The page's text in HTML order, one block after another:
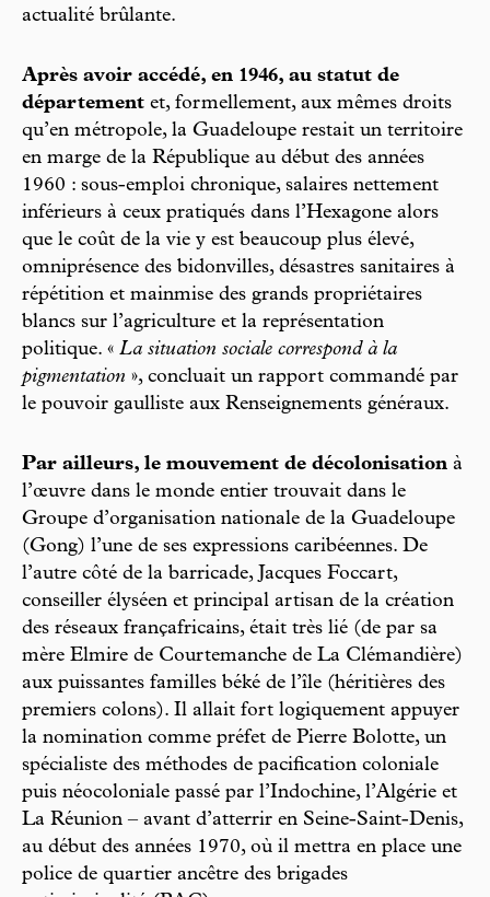
actualité brûlante.
Après avoir accédé, en 1946, au statut de
département et, formellement, aux mêmes droits
qu’en métropole, la Guadeloupe restait un territoire
en marge de la République au début des années
1960 : sous-emploi chronique, salaires nettement
inférieurs à ceux pratiqués dans l’Hexagone alors
que le coût de la vie y est beaucoup plus élevé,
omniprésence des bidonvilles, désastres sanitaires à
répétition et mainmise des grands propriétaires
blancs sur l’agriculture et la représentation
politique. « La situation sociale correspond à la
pigmentation », concluait un rapport commandé par
le pouvoir gaulliste aux Renseignements généraux.
Par ailleurs, le mouvement de décolonisation à
l’œuvre dans le monde entier trouvait dans le
Groupe d’organisation nationale de la Guadeloupe
(Gong) l’une de ses expressions caribéennes. De
l’autre côté de la barricade, Jacques Foccart,
conseiller élyséen et principal artisan de la création
des réseaux françafricains, était très lié (de par sa
mère Elmire de Courtemanche de La Clémandière)
aux puissantes familles béké de l’île (héritières des
premiers colons). Il allait fort logiquement appuyer
la nomination comme préfet de Pierre Bolotte, un
spécialiste des méthodes de pacification coloniale
puis néocoloniale passé par l’Indochine, l’Algérie et
La Réunion – avant d’atterrir en Seine-Saint-Denis,
au début des années 1970, où il mettra en place une
police de quartier ancêtre des brigades